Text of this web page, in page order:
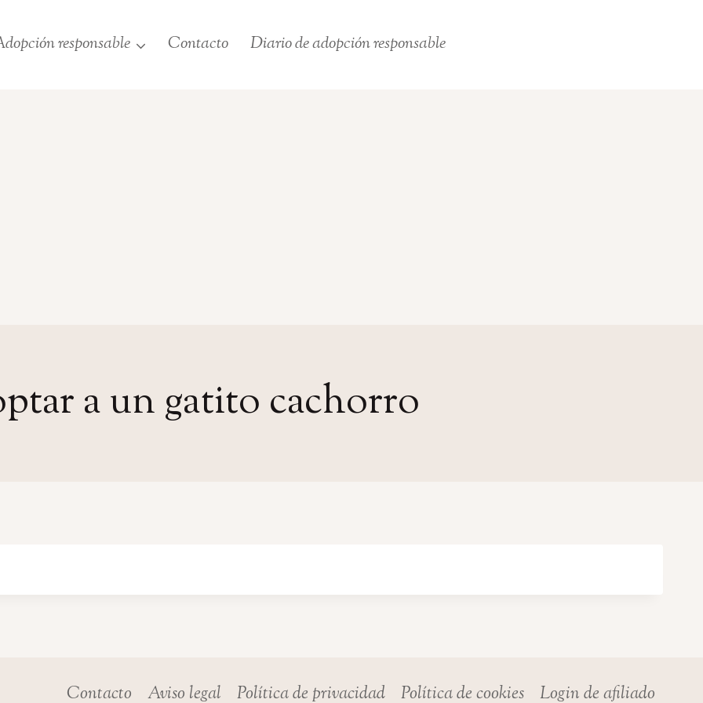
responsable Contacto Diario de adopción responsable
a un gatito cachorro
Contacto Aviso legal Política de privacidad Política de cookies Login de afiliado